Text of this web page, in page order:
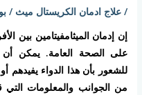
/علاج ادمان الكريستال ميث /
إن إدمان الميثامفيتامين بين
على الصحة العامة. يمكن
للشعور بأن هذا الدواء يفيدهم
من الجوانب والمعلومات التي